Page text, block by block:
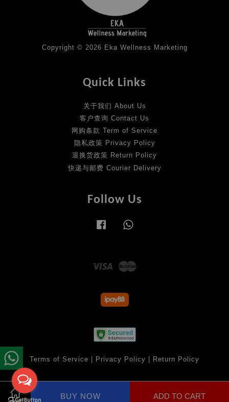
BUY NOW ADD TO CART
Copyright © 2026 Eka Wellness Marketing
Quick Links
关于我们 About Us
客户查询 Contact Us
网购条款 Term of Service
隐私政策 Privacy Policy
退换货政策 Return Policy
快递与邮费 Courier Delivery
Follow Us
Facebook
Visa
Terms of Service Privacy Policy Return Policy
Share on Facebook